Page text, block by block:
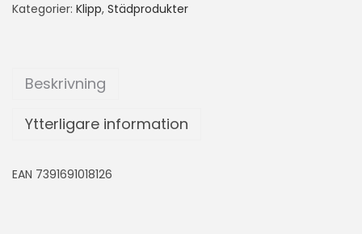
Kategorier: Klipp, Städprodukter
Beskrivning
Ytterligare information
EAN 7391691018126